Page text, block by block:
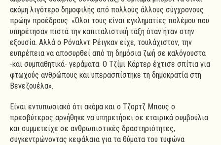
ακόμη λιγότερο δημοφιλής από πολλούς άλλους σύγχρονους
πρώην προέδρους. «Όλοι τους είναι εγκληματίες πολέμου που
υπηρέτησαν πιστά την καπιταλιστική τάξη όταν ήταν στην
εξουσία. Αλλά ο Ρόναλντ Ρέιγκαν είχε, τουλάχιστον, την
ευπρέπεια να αποσυρθεί από τη δημόσια ζωή σε καλόγουστα
-και συμπαθητικά- γεράματα. Ο Τζίμι Κάρτερ έχτισε σπίτια για
φτωχούς ανθρώπους και υπερασπίστηκε τη δημοκρατία στη
Βενεζουέλα».
Είναι εντυπωσιακό ότι ακόμα και ο Τζορτζ Μπους ο
πρεσβύτερος αρνήθηκε να υπηρετήσει σε εταιρικά συμβούλια
και συμμετείχε σε ανθρωπιστικές δραστηριότητες,
συγκεντρώνοντας κεφάλαια για τα θύματα του τυφώνα